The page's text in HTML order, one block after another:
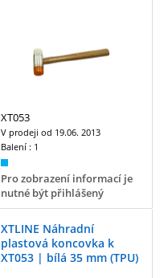
XT053
V prodeji od 19.06. 2013
Balení : 1
Pro zobrazení informací je
nutné být přihlášený
XTLINE Náhradní
plastová koncovka k
XT053 | bílá 35 mm (TPU)